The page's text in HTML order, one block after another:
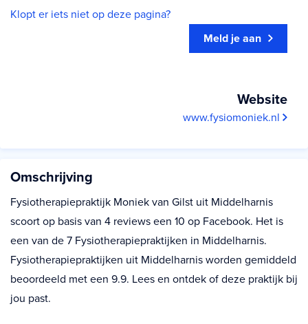
Klopt er iets niet op deze pagina?
Meld je aan
Website
www.fysiomoniek.nl
Omschrijving
Fysiotherapiepraktijk Moniek van Gilst uit Middelharnis
scoort op basis van 4 reviews een 10 op Facebook. Het is
een van de 7 Fysiotherapiepraktijken in Middelharnis.
Fysiotherapiepraktijken uit Middelharnis worden gemiddeld
beoordeeld met een 9.9. Lees en ontdek of deze praktijk bij
jou past.